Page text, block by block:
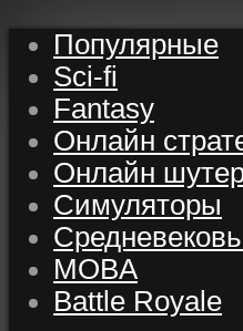
Популярные
Sci-fi
Fantasy
Онлайн
Онлайн
Симуляторы
MOBA
Battle Royale